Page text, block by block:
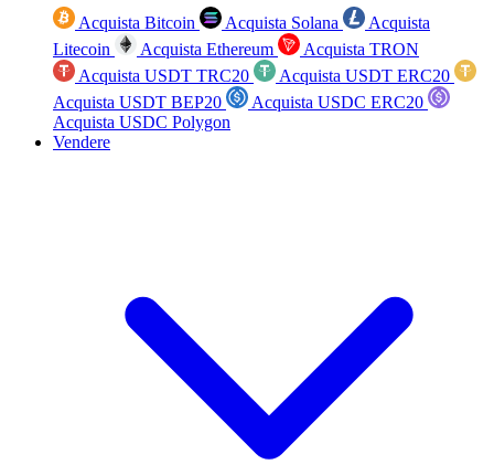
Acquista Bitcoin Acquista Solana
Acquista
Litecoin
Acquista Ethereum
Acquista TRON
Acquista USDT TRC20
Acquista USDT ERC20
Acquista USDT BEP20
Acquista USDC ERC20
Acquista USDC Polygon
Vendere